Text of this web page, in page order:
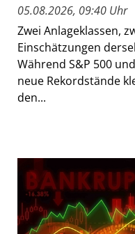
05.08.2026, 09:40 Uhr
Zwei Anlageklassen,
Einschätzungen
Während S&P 500
neue Rekordstände
den...